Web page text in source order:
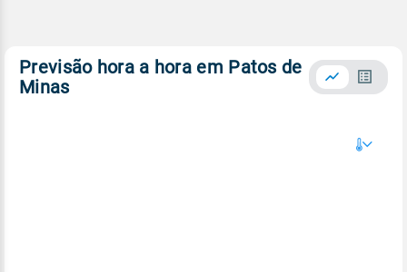
Previsão hora a hora em Patos de
Minas